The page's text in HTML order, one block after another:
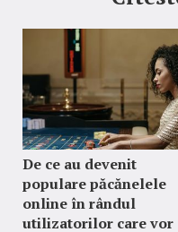
De ce au devenit
populare păcănelele
online în rândul
utilizatorilor care vor